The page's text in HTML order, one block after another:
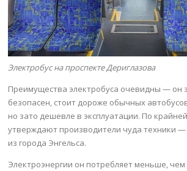
Электробус на проспекте Дериглазова
Преимущества электробуса очевидны — он
безопасен, стоит дороже обычных
но зато дешевле в эксплуатации. По
утверждают производители чуда техники —
из города Энгельса.
Электроэнергии он потребляет меньше, чем